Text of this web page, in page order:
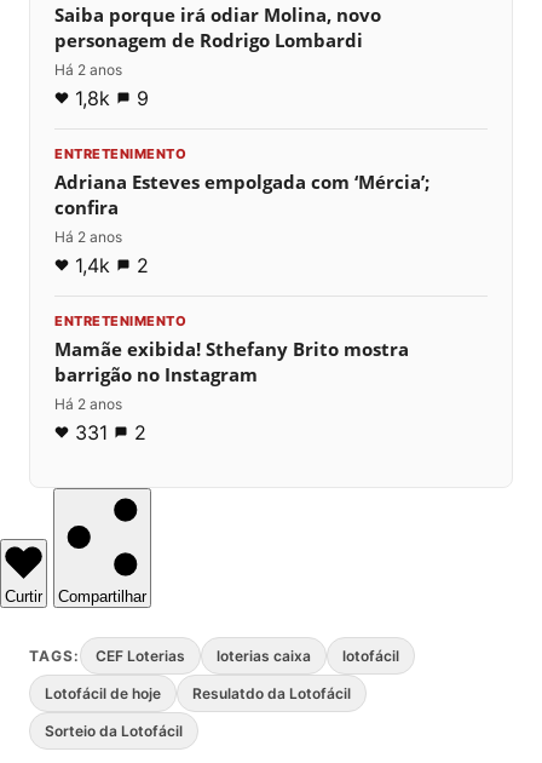
Saiba porque irá odiar Molina, novo
personagem de Rodrigo Lombardi
Há 2 anos
1,8k 9
ENTRETENIMENTO
Adriana Esteves empolgada com ‘Mércia’;
confira
Há 2 anos
1,4k 2
ENTRETENIMENTO
Mamãe exibida! Sthefany Brito mostra
barrigão no Instagram
Há 2 anos
331 2
Curtir Compartilhar
TAGS: CEF Loterias loterias caixa lotofácil
Lotofácil de hoje Resulatdo da Lotofácil
Sorteio da Lotofácil